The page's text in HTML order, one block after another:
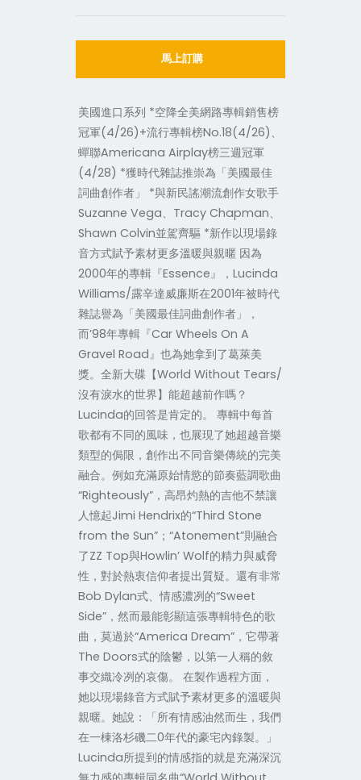
馬上訂購
美國進口系列 *空降全美網路專輯銷售榜
冠軍(4/26)+流行專輯榜No.18(4/26)、
蟬聯Americana Airplay榜三週冠軍
(4/28) *獲時代雜誌推崇為「美國最佳
詞曲創作者」 *與新民謠潮流創作女歌手
Suzanne Vega、Tracy Chapman、
Shawn Colvin並駕齊驅 *新作以現場錄
音方式賦予素材更多溫暖與親暱 因為
2000年的專輯『Essence』，Lucinda
Williams/露辛達威廉斯在2001年被時代
雜誌譽為「美國最佳詞曲創作者」，
而’98年專輯『Car Wheels On A
Gravel Road』也為她拿到了葛萊美
獎。全新大碟【World Without Tears/
沒有淚水的世界】能超越前作嗎？
Lucinda的回答是肯定的。 專輯中每首
歌都有不同的風味，也展現了她超越音樂
類型的侷限，創作出不同音樂傳統的完美
融合。例如充滿原始情慾的節奏藍調歌曲
“Righteously”，高昂灼熱的吉他不禁讓
人憶起Jimi Hendrix的“Third Stone
from the Sun”；“Atonement”則融合
了ZZ Top與Howlin’ Wolf的精力與威脅
性，對於熱衷信仰者提出質疑。還有非常
Bob Dylan式、情感濃冽的“Sweet
Side”，然而最能彰顯這張專輯特色的歌
曲，莫過於“America Dream”，它帶著
The Doors式的陰鬱，以第一人稱的敘
事交織冷冽的哀傷。 在製作過程方面，
她以現場錄音方式賦予素材更多的溫暖與
親暱。她說：「所有情感油然而生，我們
在一棟洛杉磯二0年代的豪宅內錄製。」
Lucinda所提到的情感指的就是充滿深沉